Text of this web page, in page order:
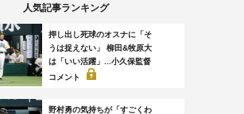
人気記事ランキング
押し出し死球のオスナに「そ
うは捉えない」 柳田&牧原大
は「いい活躍」...小久保監督
コメント
野村勇の気持ちが「すごくわ